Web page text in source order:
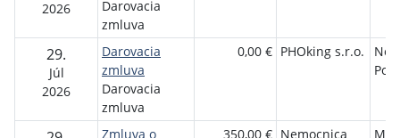
2026
Darovacia
zmluva
29.
Júl
2026
Darovacia
zmluva
Darovacia
zmluva
0,00 € PHOking s.r.o.
Zmluva o
350,00 € Nemocnica